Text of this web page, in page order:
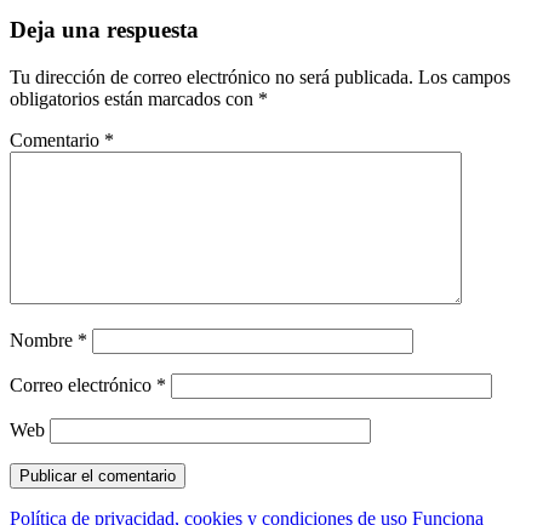
Deja una respuesta
Tu dirección de correo electrónico no será publicada. Los campos
obligatorios están marcados con *
Comentario *
Nombre *
Correo electrónico *
Web
Política de privacidad, cookies y condiciones de uso Funciona